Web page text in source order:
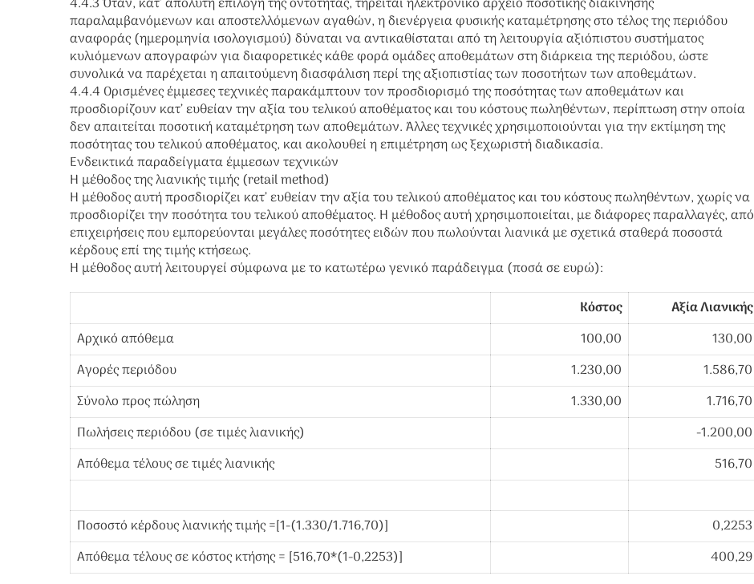
παραλαμβανόμενων και αποστελλόμενων αγαθών, η διενέργεια φυσικής καταμέτρησης στο τέλος της περιόδου
αναφοράς (ημερομηνία ισολογισμού) δύναται να αντικαθίσταται από τη λειτουργία αξιόπιστου συστήματος
κυλιόμενων απογραφών για διαφορετικές κάθε φορά ομάδες αποθεμάτων στη διάρκεια της περιόδου, ώστε
συνολικά να παρέχεται η απαιτούμενη διασφάλιση περί της αξιοπιστίας των ποσοτήτων των αποθεμάτων.
4.4.4 Ορισμένες έμμεσες τεχνικές παρακάμπτουν τον προσδιορισμό της ποσότητας των αποθεμάτων και
προσδιορίζουν κατ’ ευθείαν την αξία του τελικού αποθέματος και του κόστους πωληθέντων, περίπτωση στην οποία
δεν απαιτείται ποσοτική καταμέτρηση των αποθεμάτων. Άλλες τεχνικές χρησιμοποιούνται για την εκτίμηση της
ποσότητας του τελικού αποθέματος, και ακολουθεί η επιμέτρηση ως ξεχωριστή διαδικασία.
Ενδεικτικά παραδείγματα έμμεσων τεχνικών
Η μέθοδος της λιανικής τιμής (retail method)
Η μέθοδος αυτή προσδιορίζει κατ’ ευθείαν την αξία του τελικού αποθέματος και του κόστους πωληθέντων, χωρίς να
προσδιορίζει την ποσότητα του τελικού αποθέματος. Η μέθοδος αυτή χρησιμοποιείται, με διάφορες παραλλαγές, από
επιχειρήσεις που εμπορεύονται μεγάλες ποσότητες ειδών που πωλούνται λιανικά με σχετικά σταθερά ποσοστά
κέρδους επί της τιμής κτήσεως.
Η μέθοδος αυτή λειτουργεί σύμφωνα με το κατωτέρω γενικό παράδειγμα (ποσά σε ευρώ):
Κόστος
Aξία Λιανικής
Αρχικό απόθεμα
100,00
130,00
Αγορές περιόδου
1.230,00
1.586,70
Σύνολο προς πώληση
1.330,00
1.716,70
Πωλήσεις περιόδου (σε τιμές λιανικής)
-1.200,00
Απόθεμα τέλους σε τιμές λιανικής
516,70
Ποσοστό κέρδους λιανικής τιμής =[1-(1.330/1.716,70)]
0,2253
Απόθεμα τέλους σε κόστος κτήσης = [516,70*(1-0,2253)]
400,29